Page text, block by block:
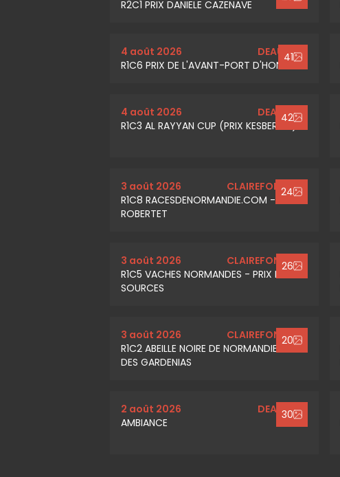
R2C1 PRIX DANIELE CAZENAVE
41
4 août 2026
DEAUVILLE
R1C6 PRIX DE L'AVANT-PORT D'HONFLEUR
42
4 août 2026
DEAUVILLE
R1C3 AL RAYYAN CUP (PRIX KESBEROY)
24
3 août 2026
CLAIREFONTAINE
R1C8 RACESDENORMANDIE.COM - PRIX
ROBERTET
26
3 août 2026
CLAIREFONTAINE
R1C5 VACHES NORMANDES - PRIX DES
SOURCES
20
3 août 2026
CLAIREFONTAINE
R1C2 ABEILLE NOIRE DE NORMANDIE - PRIX
DES GARDENIAS
30
2 août 2026
DEAUVILLE
AMBIANCE